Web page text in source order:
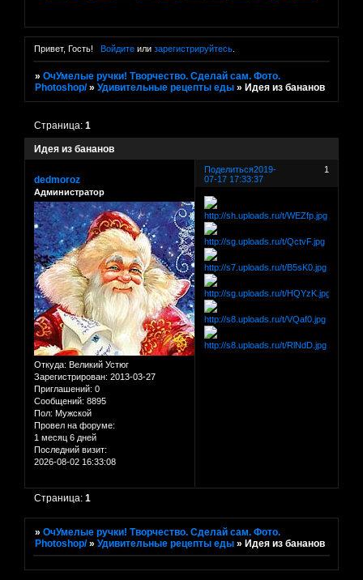
Привет, Гость! Войдитеили зарегистрируйтесь.
»ОчУмелые ручки! Творчество. Сделай сам. Фото.
Photoshop/ »Удивительные рецепты еды » Идея из бананов
Идея из бананов
Страница:1
Поделиться 1
2019-
07-17 17:33:37
dedmoroz
Администратор
Откуда: Великий Устюг
Зарегистрирован: 2013-03-27
Приглашений: 0
Сообщений: 8895
Пол: Мужской
Провел на форуме:
1 месяц 6 дней
Последний визит:
2026-08-02 16:33:08
Страница:1
»ОчУмелые ручки! Творчество. Сделай сам. Фото.
Photoshop/ »Удивительные рецепты еды »Идея из бананов